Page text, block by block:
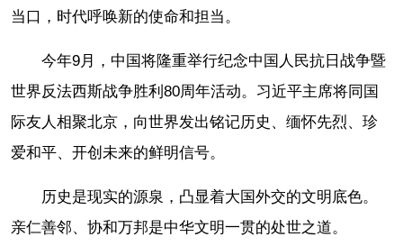
当口，时代呼唤新的使命和担当。
今年9月，中国将隆重举行纪念中国人民抗日战争暨
世界反法西斯战争胜利80周年活动。习近平主席将同国
际友人相聚北京，向世界发出铭记历史、缅怀先烈、珍
爱和平、开创未来的鲜明信号。
历史是现实的源泉，凸显着大国外交的文明底色。
亲仁善邻、协和万邦是中华文明一贯的处世之道。